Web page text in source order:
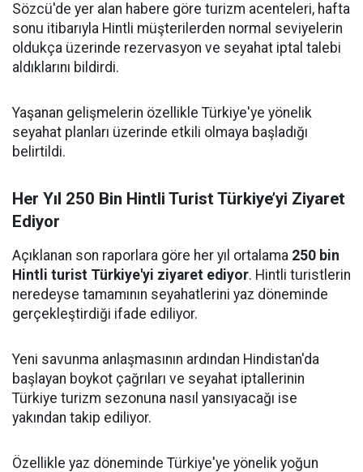
Sözcü'de yer alan habere göre turizm acenteleri, hafta
sonu itibarıyla Hintli müşterilerden normal seviyelerin
oldukça üzerinde rezervasyon ve seyahat iptal talebi
aldıklarını bildirdi.
Yaşanan gelişmelerin özellikle Türkiye'ye yönelik
seyahat planları üzerinde etkili olmaya başladığı
belirtildi.
Her Yıl 250 Bin Hintli Turist Türkiye’yi Ziyaret
Ediyor
Açıklanan son raporlara göre her yıl ortalama 250 bin
Hintli turist Türkiye'yi ziyaret ediyor. Hintli turistlerin
neredeyse tamamının seyahatlerini yaz döneminde
gerçekleştirdiği ifade ediliyor.
Yeni savunma anlaşmasının ardından Hindistan'da
başlayan boykot çağrıları ve seyahat iptallerinin
Türkiye turizm sezonuna nasıl yansıyacağı ise
yakından takip ediliyor.
Özellikle yaz döneminde Türkiye'ye yönelik yoğun